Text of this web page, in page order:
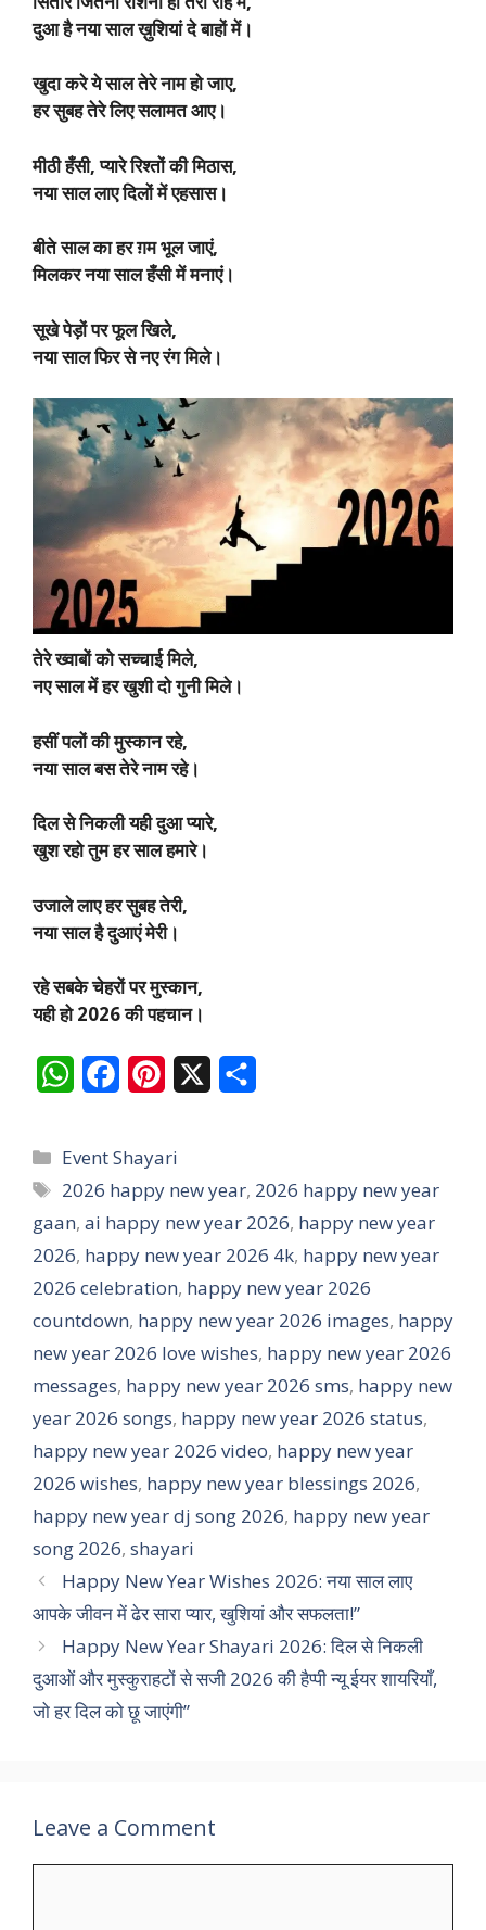
दुआ है नया साल ख़ुशियां दे बाहों में।
खुदा करे ये साल तेरे नाम हो जाए,
हर सुबह तेरे लिए सलामत आए।
मीठी हँसी, प्यारे रिश्तों की मिठास,
नया साल लाए दिलों में एहसास।
बीते साल का हर ग़म भूल जाएं,
मिलकर नया साल हँसी में मनाएं।
सूखे पेड़ों पर फूल खिले,
नया साल फिर से नए रंग मिले।
तेरे ख्वाबों को सच्चाई मिले,
नए साल में हर खुशी दो गुनी मिले।
हसीं पलों की मुस्कान रहे,
नया साल बस तेरे नाम रहे।
दिल से निकली यही दुआ प्यारे,
खुश रहो तुम हर साल हमारे।
उजाले लाए हर सुबह तेरी,
नया साल है दुआएं मेरी।
रहे सबके चेहरों पर मुस्कान,
यही हो 2026 की पहचान।
W
t
s
A
p
p
c
e
b
o
o
k
n
t
e
r
e
s
r
e
Categories
Event Shayari
Tags
2026 happy new year, 2026 happy new year
gaan, ai happy new year 2026, happy new year
2026, happy new year 2026 4k, happy new year
2026 celebration, happy new year 2026
countdown, happy new year 2026 images, happy
new year 2026 love wishes, happy new year 2026
messages, happy new year 2026 sms, happy new
year 2026 songs, happy new year 2026 status,
happy new year 2026 video, happy new year
2026 wishes, happy new year blessings 2026,
happy new year dj song 2026, happy new year
song 2026, shayari
Happy New Year Wishes 2026: नया साल लाए
आपके जीवन में ढेर सारा प्यार, खुशियां और सफलता!”
Happy New Year Shayari 2026: दिल से निकली
दुआओं और मुस्कुराहटों से सजी 2026 की हैप्पी न्यू ईयर शायरियाँ,
जो हर दिल को छू जाएंगी”
Leave a Comment